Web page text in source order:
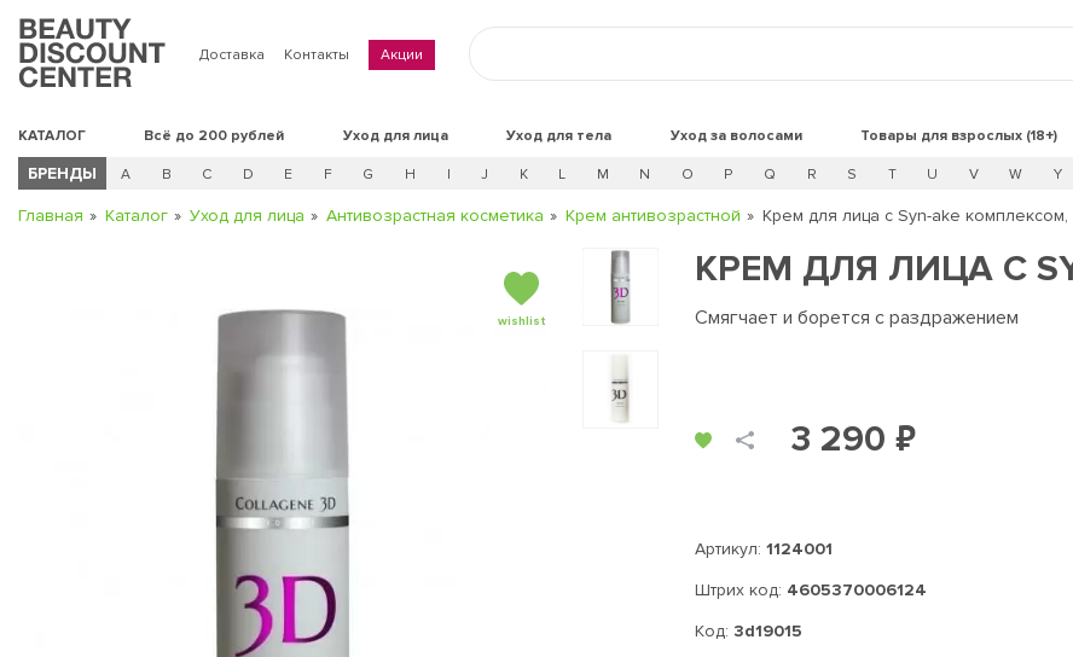
Доставка Контакты Акции
КАТАЛОГ Всё до 200 рублей Уход для лица Уход для тела Уход за волосами Товары для взрослых (18+)
БРЕНДЫ A B C D E F G H I J K L M N O P Q R S T U V W Y
Главная Каталог Уход для лица Антивозрастная косметика Крем антивозрастной Крем для лица с Syn-ake комплексом,
wishlist
КРЕМ ДЛЯ ЛИЦА С
Смягчает и борется с раздражением
3 290 ₽
Артикул: 1124001
Штрих код: 4605370006124
Код: 3d19015